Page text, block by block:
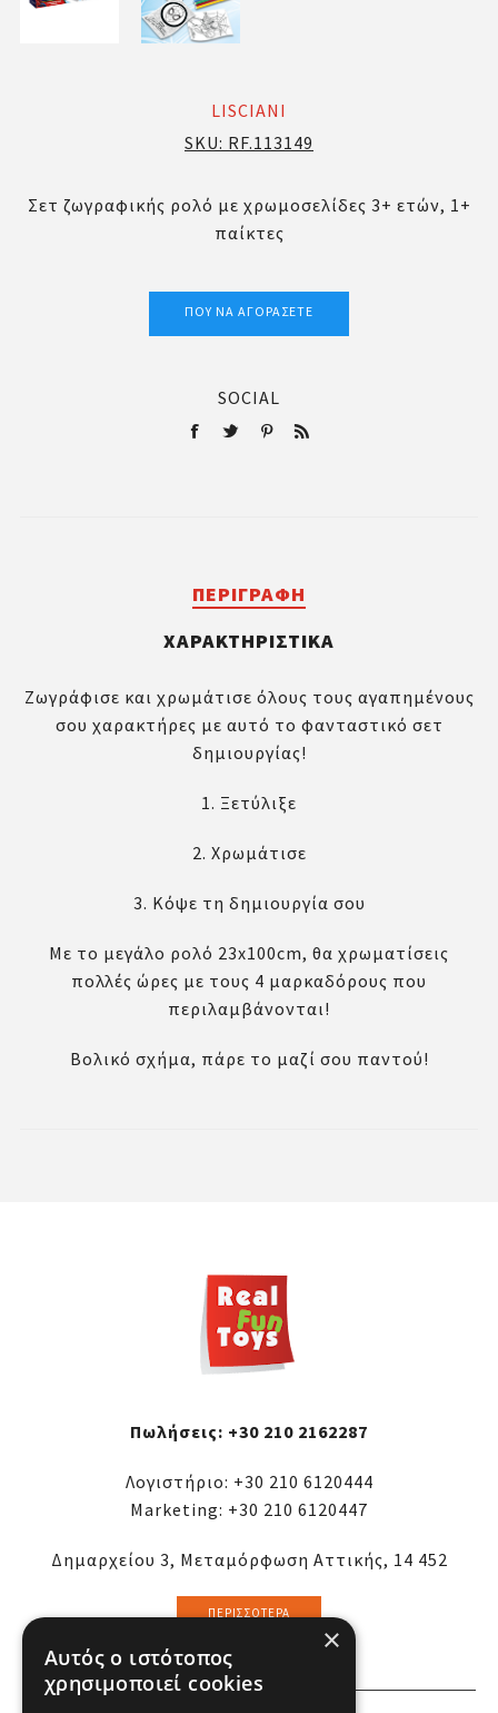
LISCIANI
SKU: RF.113149
Σετ ζωγραφικής ρολό με χρωμοσελίδες 3+ ετών, 1+
παίκτες
ΠΟΎ ΝΑ ΑΓΟΡΆΣΕΤΕ
SOCIAL
ΠΕΡΙΓΡΑΦΉ
ΧΑΡΑΚΤΗΡΙΣΤΙΚΆ
Ζωγράφισε και χρωμάτισε όλους τους αγαπημένους
σου χαρακτήρες με αυτό το φανταστικό σετ
δημιουργίας!
1. Ξετύλιξε
2. Χρωμάτισε
3. Κόψε τη δημιουργία σου
Με το μεγάλο ρολό 23x100cm, θα χρωματίσεις
πολλές ώρες με τους 4 μαρκαδόρους που
περιλαμβάνονται!
Βολικό σχήμα, πάρε το μαζί σου παντού!
Πωλήσεις: +30 210 2162287
Λογιστήριο: +30 210 6120444
Marketing: +30 210 6120447
Δημαρχείου 3, Μεταμόρφωση Αττικής, 14 452
ΠΕΡΙΣΣΌΤΕΡΑ
×
Αυτός ο ιστότοπος
χρησιμοποιεί cookies